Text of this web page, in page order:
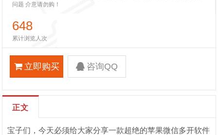
问题 介意请勿购！
648
累计浏览人次
立即购买 咨询QQ
正文
宝子们，今天必须给大家分享一款超绝的苹果微信多开软件